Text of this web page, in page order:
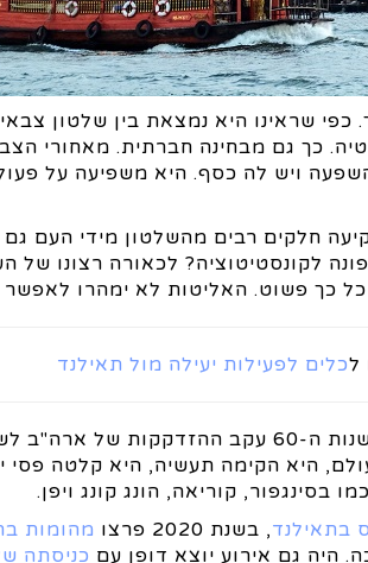
כפי שראינו היא נמצאת בין שלטון
כך גם מבחינה חברתית. מאחורי
ויש לה כסף. היא משפיעה על
חלקים רבים מהשלטון מידי העם
לקונסטיטוציה? לכאורה רצונו של
כך פשוט. האליטות לא ימהרו
לכלים לפעילות יעילה מול תאילנד
גם הכלכלה בין לבין. כלכלת תאילנד, ששיגשגה בשנות
היא הקימה תעשיה, היא קלטה פסי
קוריאה, הונג קונג ויפן.
בתאילנד, בשנת 2020 פרצו מהומות
היה גם אירוע יוצא דופן עם כניסתה